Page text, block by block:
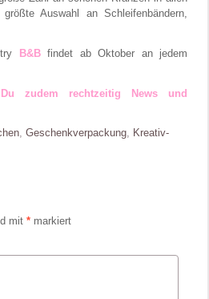
größte Auswahl an Schleifenbändern,
B&B findet ab Oktober an jedem
zudem rechtzeitig News und
Geschenkverpackung
Kreativ-
mit * markiert